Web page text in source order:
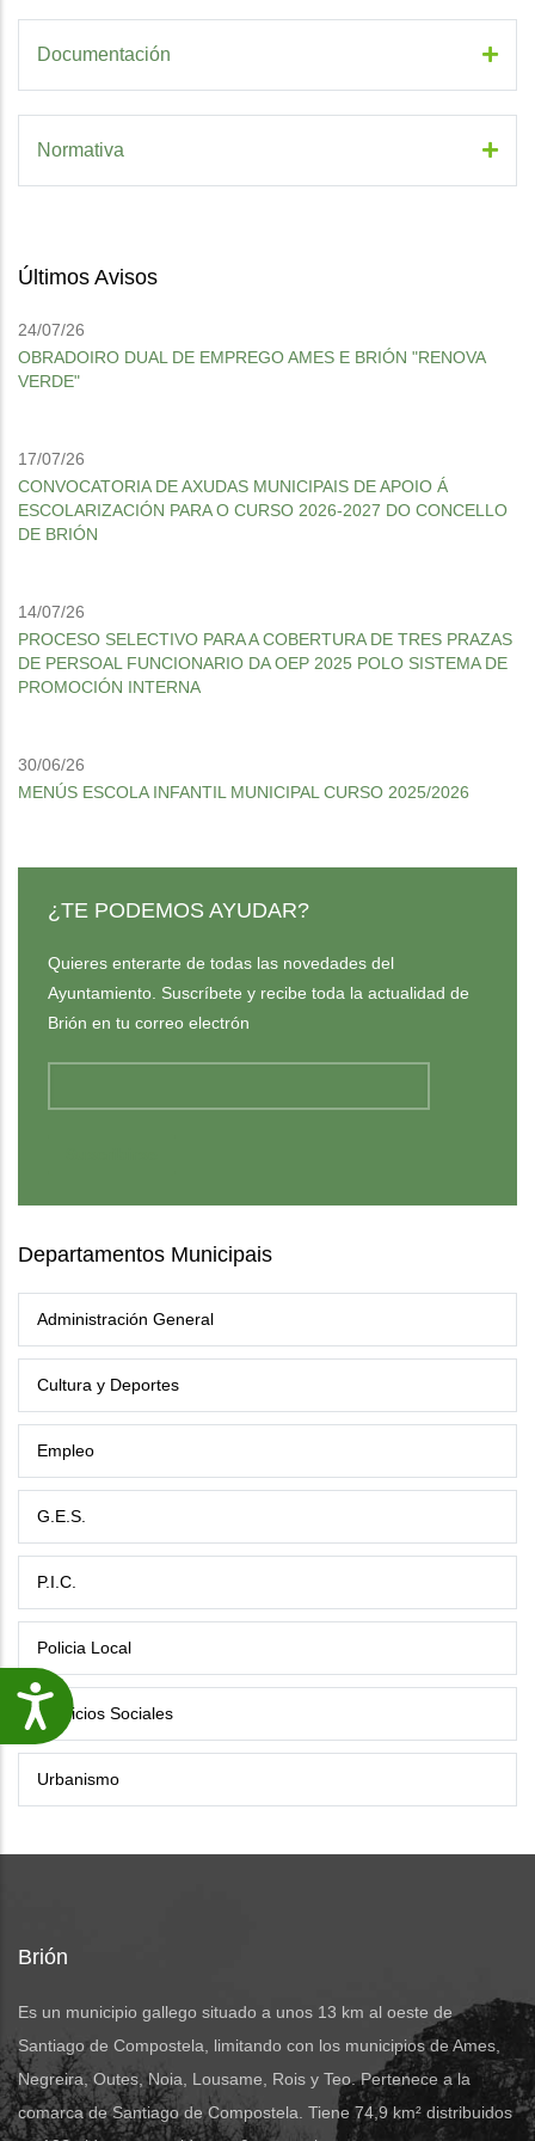
Accesibilidade
Documentación
Normativa
Últimos Avisos
24/07/26
OBRADOIRO DUAL DE EMPREGO AMES E BRIÓN "RENOVA
VERDE"
17/07/26
CONVOCATORIA DE AXUDAS MUNICIPAIS DE APOIO Á
ESCOLARIZACIÓN PARA O CURSO 2026-2027 DO CONCELLO
DE BRIÓN
14/07/26
PROCESO SELECTIVO PARA A COBERTURA DE TRES PRAZAS
DE PERSOAL FUNCIONARIO DA OEP 2025 POLO SISTEMA DE
PROMOCIÓN INTERNA
30/06/26
MENÚS ESCOLA INFANTIL MUNICIPAL CURSO 2025/2026
¿TE PODEMOS AYUDAR?
Quieres enterarte de todas las novedades del
Ayuntamiento. Suscríbete y recibe toda la actualidad de
Brión en tu correo electrón
Departamentos Municipais
Administración General
Cultura y Deportes
Empleo
G.E.S.
P.I.C.
Policia Local
Servicios Sociales
Urbanismo
Brión
Es un municipio gallego situado a unos 13 km al oeste de
Santiago de Compostela, limitando con los municipios de Ames,
Negreira, Outes, Noia, Lousame, Rois y Teo. Pertenece a la
comarca de Santiago de Compostela. Tiene 74,9 km² distribuidos